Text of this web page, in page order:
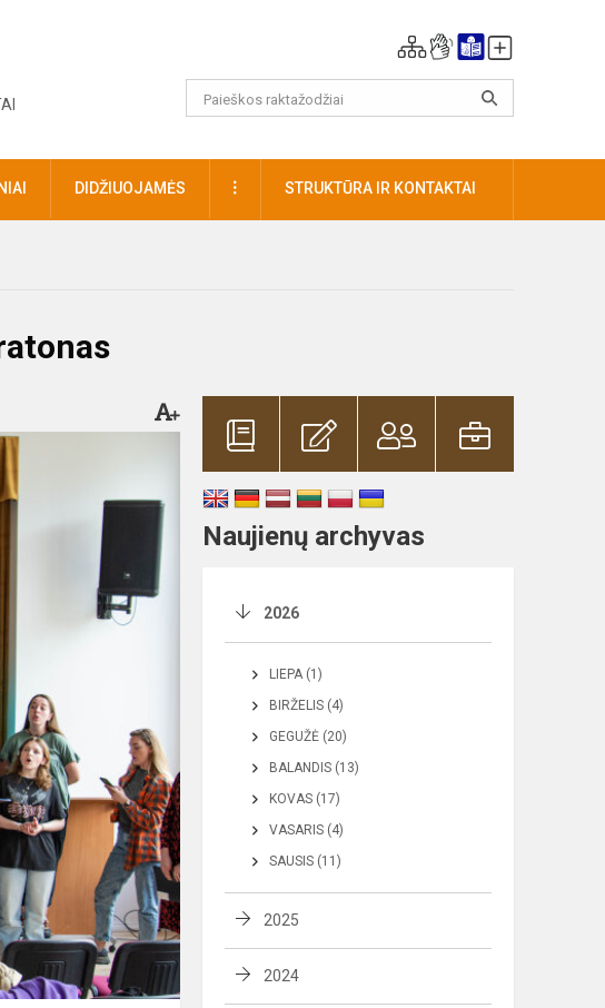
DIDŽIUOJAMĖS DAUGIAUSTRUKTŪRA IR KONTAKTAI
Naujienų archyvas
2026
LIEPA (1)
BIRŽELIS (4)
GEGUŽĖ (20)
BALANDIS (13)
KOVAS (17)
VASARIS (4)
SAUSIS (11)
2025
2024